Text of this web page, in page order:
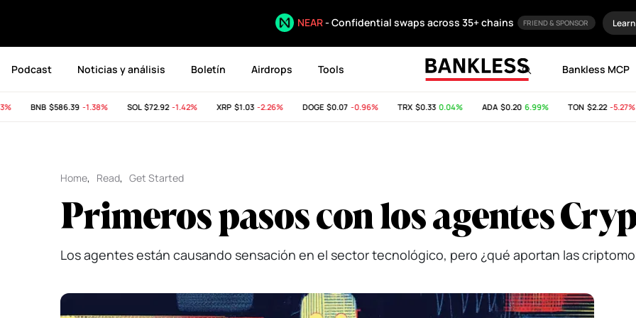
NEAR- Confidential swaps across 35+ chains FRIEND & SPONSOR
Podcast Noticias y análisis Boletín Airdrops Tools Bankless MCP
BNB$586.39 -1.38% SOL$72.92 -1.42% XRP$1.03 -2.26% DOGE$0.07 -0.96% TRX$0.33 0.04% ADA$0.20 6.99% TON$2.22 -5.27%
Home, Read, Get Started
Primeros pasos con los agentes
Los agentes están causando sensación en el sector tecnológico, pero ¿qué aportan las